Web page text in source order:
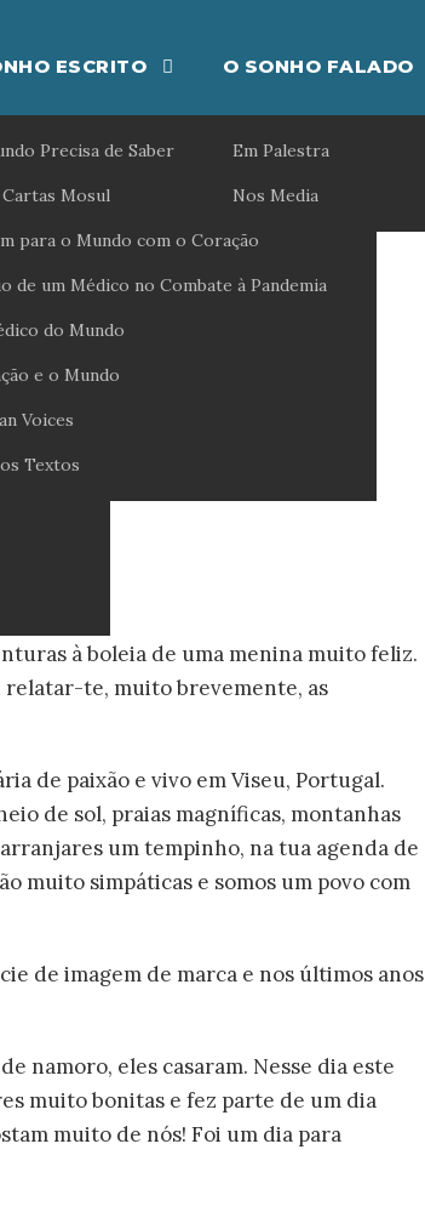
ESCRITO
Precisa de Saber
Cartas Mosul
para o Mundo com o Coração
de um Médico no Combate à Pandemia
do Mundo
e o Mundo
Voices
Textos
O SONHO FALADO
Em Palestra
Nos Media
à boleia de uma menina muito feliz.
relatar-te, muito brevemente, as
de paixão e vivo em Viseu, Portugal.
de sol, praias magníficas, montanhas
um tempinho, na tua agenda de
muito simpáticas e somos um povo com
de imagem de marca e nos últimos anos
namoro, eles casaram. Nesse dia este
muito bonitas e fez parte de um dia
muito de nós! Foi um dia para